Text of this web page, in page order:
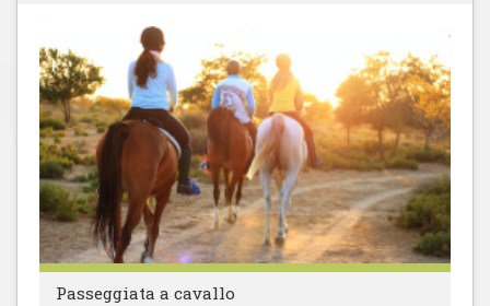
Passeggiata a cavallo